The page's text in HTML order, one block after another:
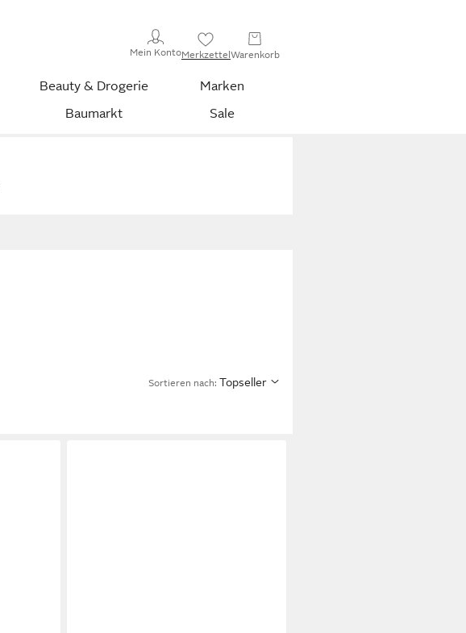
Mein KontoMerkzettelWarenkorb
Beauty & Drogerie
Marken
Baumarkt Sale
Sortieren nach: Topseller